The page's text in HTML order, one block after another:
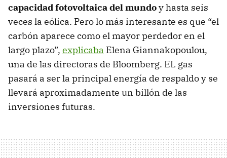
capacidad fotovoltaica del mundoy hasta seis
veces la eólica. Pero lo más interesante es que “el
carbón aparece como el mayor perdedor en el
largo plazo”, explicaba Elena Giannakopoulou,
una de las directoras de Bloomberg. EL gas
pasará a ser la principal energía de respaldo y se
llevará aproximadamente un billón de las
inversiones futuras.